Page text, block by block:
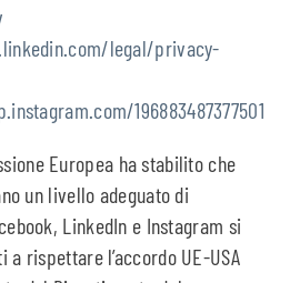
legal/privacy-
196883487377501
Europea ha stabilito che
un livello adeguato di
LinkedIn e Instagram si
rispettare l’accordo UE-USA